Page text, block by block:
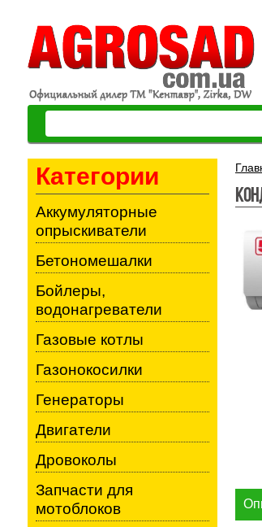
Категории
Аккумуляторные
опрыскиватели
Бетономешалки
Бойлеры,
водонагреватели
Газовые котлы
Газонокосилки
Генераторы
Двигатели
Дровоколы
Запчасти для
мотоблоков